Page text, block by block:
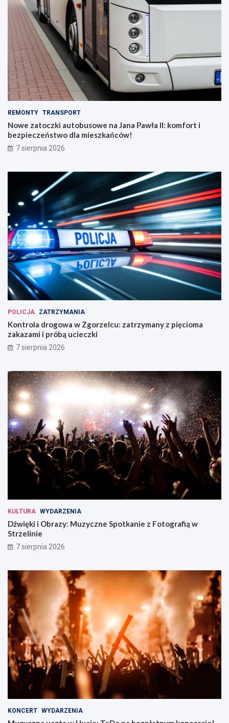
REMONTY TRANSPORT
Nowe zatoczki autobusowe na Jana Pawła II: komfort i
bezpieczeństwo dla mieszkańców!
7 sierpnia 2026
POLICJA ZATRZYMANIA
Kontrola drogowa w Zgorzelcu: zatrzymany z pięcioma
zakazami i próbą ucieczki
7 sierpnia 2026
KULTURA WYDARZENIA
Dźwięki i Obrazy: Muzyczne Spotkanie z Fotografią w
Strzelinie
7 sierpnia 2026
KONCERT WYDARZENIA